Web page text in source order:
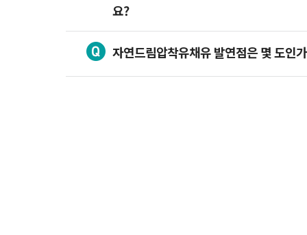
요?
자연드림압착유채유 발연점은 몇 도인